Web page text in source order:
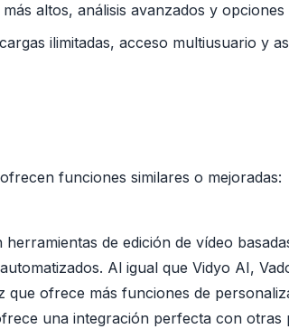
altos, análisis avanzados y opciones
ilimitadas, acceso multiusuario y
funciones similares o mejoradas:
de edición de vídeo
Al igual que Vidyo AI,
ofrece más funciones de
una integración perfecta con